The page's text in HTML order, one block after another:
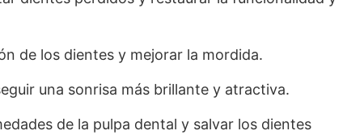
de los dientes y mejorar la mordida.
una sonrisa más brillante y atractiva.
de la pulpa dental y salvar los dientes